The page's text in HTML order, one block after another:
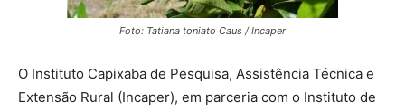
Foto: Tatiana toniato Caus / Incaper
O Instituto Capixaba de Pesquisa, Assistência Técnica e
Extensão Rural (Incaper), em parceria com o Instituto de